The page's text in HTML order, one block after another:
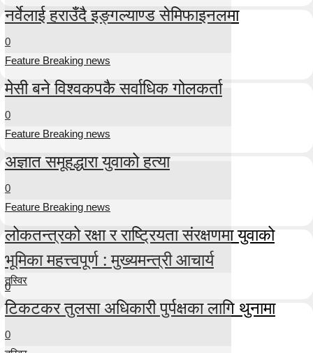
नर्वेलाई हराउँदै इङ्गल्याण्ड सेमिफाइनलमा
0
Feature Breaking news
मेसी बने विश्वकपकै सर्वाधिक गोलकर्ता
0
Feature Breaking news
अज्ञात समूहद्धारा युवाको हत्या
0
Feature Breaking news
लोकतन्त्रको रक्षा र राष्ट्रियता संरक्षणमा युवाको
भूमिका महत्त्वपूर्ण : मुख्यमन्त्री आचार्य
0
तस्विर
टिकटकर तुलसा अधिकारी पुर्पक्षका लागि थुनामा
0